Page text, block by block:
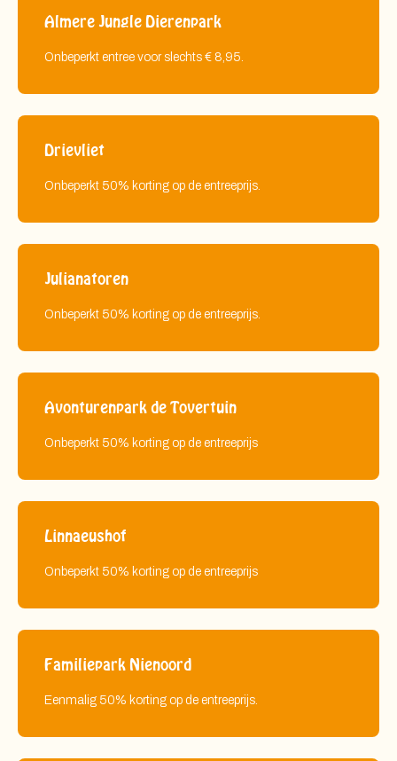
Almere Jungle Dierenpark
Onbeperkt entree voor slechts € 8,95.
Drievliet
Onbeperkt 50% korting op de entreeprijs.
Julianatoren
Onbeperkt 50% korting op de entreeprijs.
Avonturenpark de Tovertuin
Onbeperkt 50% korting op de entreeprijs
Linnaeushof
Onbeperkt 50% korting op de entreeprijs
Familiepark Nienoord
Eenmalig 50% korting op de entreeprijs.